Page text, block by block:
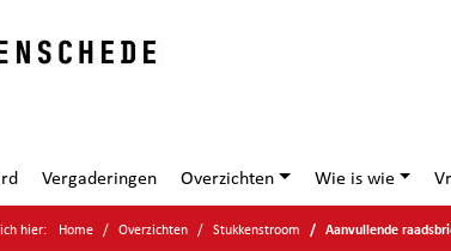
pagina
Vergaderingen Overzichten Wie is wie
hier: Home Overzichten Stukkenstroom Aanvullende